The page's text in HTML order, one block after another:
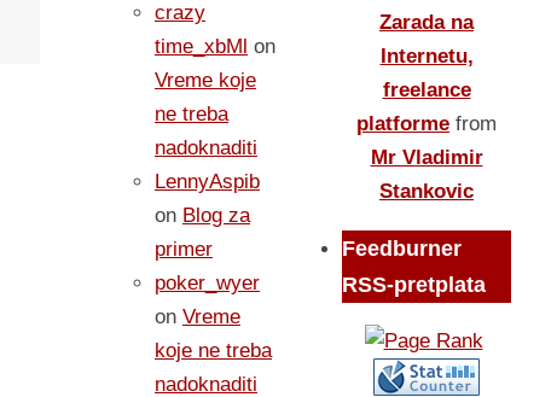
crazy
time_xbMl on
Vreme koje
ne treba
nadoknaditi
LennyAspib
on Blog za
primer
poker_wyer
on Vreme
koje ne treba
nadoknaditi
Zarada na
Internetu,
freelance
platforme from
Mr Vladimir
Stankovic
Feedburner
RSS-pretplata